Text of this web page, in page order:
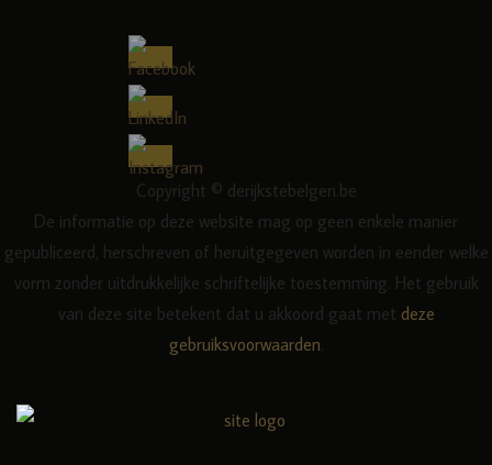
Copyright © derijkstebelgen.be
De informatie op deze website mag op geen enkele manier
gepubliceerd, herschreven of heruitgegeven worden in eender welke
vorm zonder uitdrukkelijke schriftelijke toestemming. Het gebruik
van deze site betekent dat u akkoord gaat met deze
gebruiksvoorwaarden